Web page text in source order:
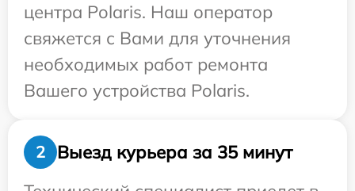
центра Polaris. Наш оператор
свяжется с Вами для уточнения
необходимых работ ремонта
Вашего устройства Polaris.
2
Выезд курьера за 35 минут